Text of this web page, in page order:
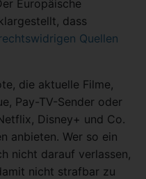
Europäische
dass
Quellen
die aktuelle Filme,
Pay-TV-Sender oder
Disney+ und Co.
anbieten. Wer so ein
nicht darauf verlassen,
nicht strafbar zu